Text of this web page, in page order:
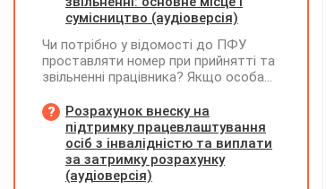
сумісництво (аудіоверсія)
Чи потрібно у відомості до ПФУ
проставляти номер при прийнятті та
звільненні працівника? Якщо особа
місцем роботи та за сумісництвом,
чи рахується це як два роботодавці?
Розрахунок внеску на
підтримку працевлаштування
осіб з інвалідністю та виплати
за затримку розрахунку
(аудіоверсія)